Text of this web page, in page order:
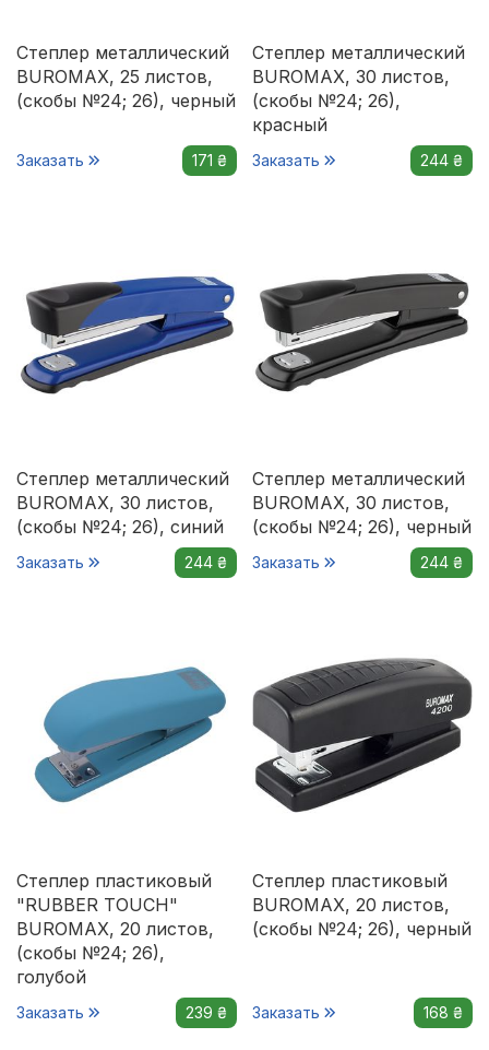
Степлер металлический
BUROMAX, 25 листов,
(скобы №24; 26), черный
Заказать 171 ₴
Степлер металлический
BUROMAX, 30 листов,
(скобы №24; 26),
красный
Заказать 244 ₴
Степлер металлический
BUROMAX, 30 листов,
(скобы №24; 26), синий
Заказать 244 ₴
Степлер металлический
BUROMAX, 30 листов,
(скобы №24; 26), черный
Заказать 244 ₴
Степлер пластиковый
"RUBBER TOUCH"
BUROMAX, 20 листов,
(скобы №24; 26),
голубой
Заказать 239 ₴
Степлер пластиковый
BUROMAX, 20 листов,
(скобы №24; 26), черный
Заказать 168 ₴